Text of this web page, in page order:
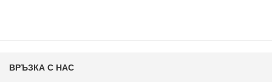
ВРЪЗКА С НАС